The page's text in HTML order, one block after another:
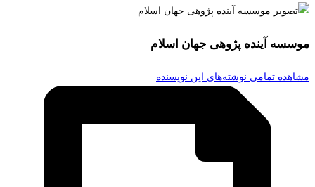
موسسه آینده پژوهی جهان اسلام
مشاهده تمامی نوشته‌های این نویسنده